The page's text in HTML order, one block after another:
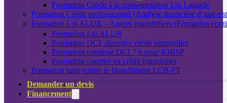
Formation Crédit à la consommation Loi Lagarde
Formation Crédit professionnel (Analyse financière d’une
Formation Loi ALUR – Agents immobiliers (Formation
Formation Loi ALUR
Formation DCI, directive crédit immobilier
Formation continue DCI 7 h pour IOBSP
Formation courtier en crédit immobilier
Formation lutte contre le blanchiment LCB-FT
Demander un devis
Financement